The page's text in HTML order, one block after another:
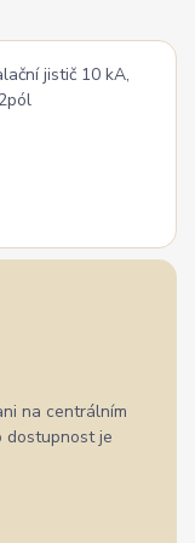
na centrálním
dostupnost je